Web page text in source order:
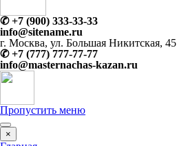
✆+7 (900) 333-33-33
info@sitename.ru
г. Москва, ул. Большая Никитская, 45
✆ +7 (777) 777-77-77
info@masternachas-kazan.ru
Пропустить меню
×